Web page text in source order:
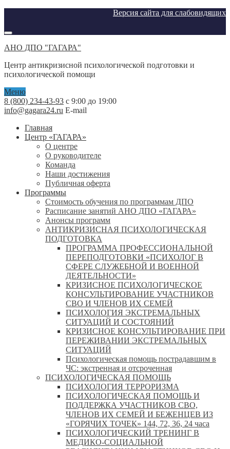
Версия сайта для слабовидящих
АНО ДПО "ГАГАРА"
Центр антикризисной психологической подготовки и
психологической помощи
Меню
8 (800) 234-43-93 с 9:00 до 19:00
info@gagara24.ru E-mail
Главная
Центр «ГАГАРА»
О центре
О руководителе
Команда
Наши достижения
Публичная оферта
Программы
Стоимость обучения по программам ДПО
Расписание занятий АНО ДПО «ГАГАРА»
Анонсы программ
АНТИКРИЗИСНАЯ ПСИХОЛОГИЧЕСКАЯ
ПОДГОТОВКА
ПРОГРАММА ПРОФЕССИОНАЛЬНОЙ
ПЕРЕПОДГОТОВКИ «ПСИХОЛОГ В
СФЕРЕ СЛУЖЕБНОЙ И ВОЕННОЙ
ДЕЯТЕЛЬНОСТИ»
КРИЗИСНОЕ ПСИХОЛОГИЧЕСКОЕ
КОНСУЛЬТИРОВАНИЕ УЧАСТНИКОВ
СВО И ЧЛЕНОВ ИХ СЕМЕЙ
ПСИХОЛОГИЯ ЭКСТРЕМАЛЬНЫХ
СИТУАЦИЙ И СОСТОЯНИЙ
КРИЗИСНОЕ КОНСУЛЬТИРОВАНИЕ ПРИ
ПЕРЕЖИВАНИИ ЭКСТРЕМАЛЬНЫХ
СИТУАЦИЙ
Психологическая помощь пострадавшим в
ЧС: экстренная и отсроченная
ПСИХОЛОГИЧЕСКАЯ ПОМОЩЬ
ПСИХОЛОГИЯ ТЕРРОРИЗМА
ПСИХОЛОГИЧЕСКАЯ ПОМОЩЬ И
ПОДДЕРЖКА УЧАСТНИКОВ СВО,
ЧЛЕНОВ ИХ СЕМЕЙ И БЕЖЕНЦЕВ ИЗ
«ГОРЯЧИХ ТОЧЕК» 144, 72, 36, 24 часа
ПСИХОЛОГИЧЕСКИЙ ТРЕНИНГ В
МЕДИКО-СОЦИАЛЬНОЙ